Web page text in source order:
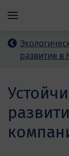
Menü
развитие в